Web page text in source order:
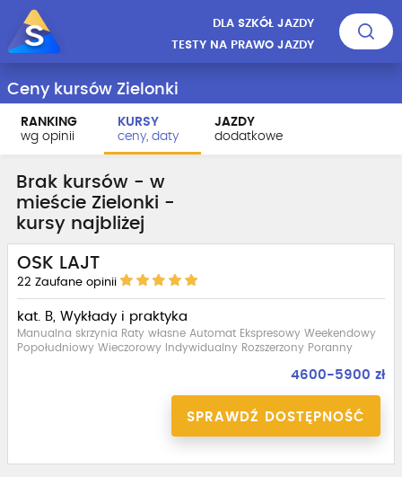
DLA SZKÓŁ JAZDY
TESTY NA PRAWO JAZDY
Ceny kursów Zielonki
RANKING
wg opinii
KURSY
ceny, daty
JAZDY
dodatkowe
Brak kursów - w
mieście Zielonki -
kursy najbliżej
OSK LAJT
22 Zaufane opinii
kat. B, Wykłady i praktyka
Manualna skrzynia Raty własne Automat Ekspresowy Weekendowy
Popołudniowy Wieczorowy Indywidualny Rozszerzony Poranny
4600-5900 zł
SPRAWDŹ DOSTĘPNOŚĆ